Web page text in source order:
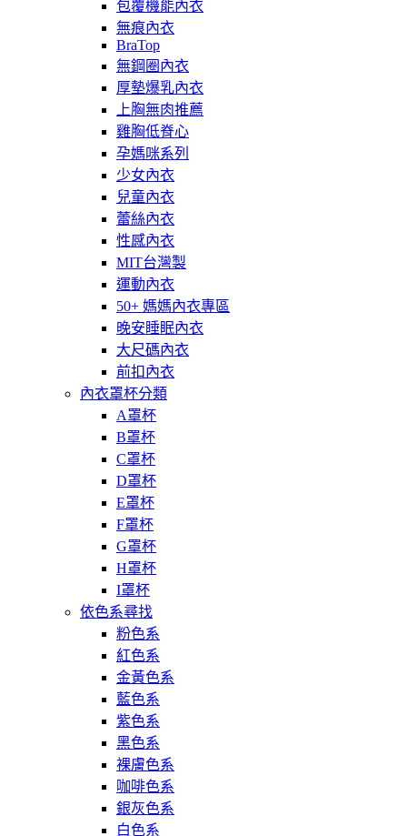
包覆機能內衣
無痕內衣
BraTop
無鋼圈內衣
厚墊爆乳內衣
上胸無肉推薦
雞胸低脊心
孕媽咪系列
少女內衣
兒童內衣
蕾絲內衣
性感內衣
MIT台灣製
運動內衣
50+ 媽媽內衣專區
晚安睡眠內衣
大尺碼內衣
前扣內衣
內衣罩杯分類
A罩杯
B罩杯
C罩杯
D罩杯
E罩杯
F罩杯
G罩杯
H罩杯
I罩杯
依色系尋找
粉色系
紅色系
金黃色系
藍色系
紫色系
黑色系
裸膚色系
咖啡色系
銀灰色系
白色系